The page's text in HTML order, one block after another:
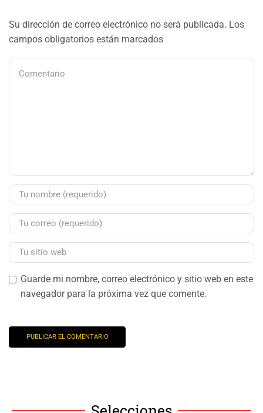
Su dirección de correo electrónico no será publicada. Los
campos obligatorios están marcados
Guarde mi nombre, correo electrónico y sitio web en este
navegador para la próxima vez que comente.